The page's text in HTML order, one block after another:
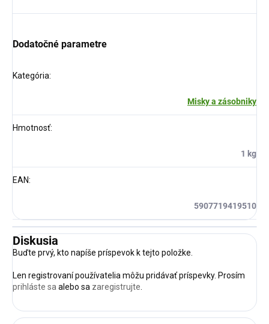
Dodatočné parametre
Kategória:
Misky a zásobniky
Hmotnosť:
1 kg
EAN:
5907719419510
Diskusia
Buďte prvý, kto napíše príspevok k tejto položke.
Len registrovaní používatelia môžu pridávať príspevky. Prosím
prihláste sa alebo sa zaregistrujte